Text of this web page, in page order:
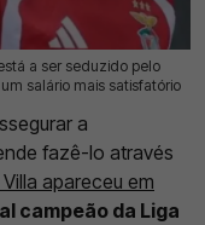
a ser seduzido pelo
salário mais satisfatório
a
fazê-lo através
apareceu em
campeão da Liga